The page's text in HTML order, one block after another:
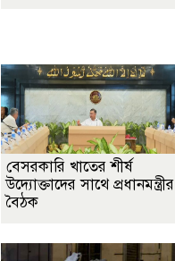
বেসরকারি খাতের শীর্ষ
উদ্যোক্তাদের সাথে প্রধানমন্ত্রীর
বৈঠক